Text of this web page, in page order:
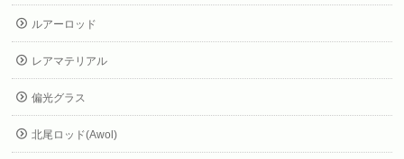
ルアーロッド
レアマテリアル
偏光グラス
北尾ロッド(Awol)